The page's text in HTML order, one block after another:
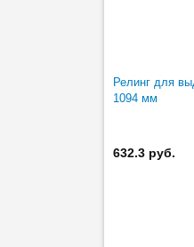
Релинг для
1094 мм
632.3 руб.